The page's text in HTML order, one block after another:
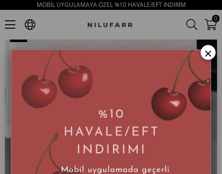
MOBİL UYGULAMAYA ÖZEL %10 HAVALE/EFT İNDİRİM
0
Hugo Siyah Süet Gerçek Kürklü Kadın Bot
×